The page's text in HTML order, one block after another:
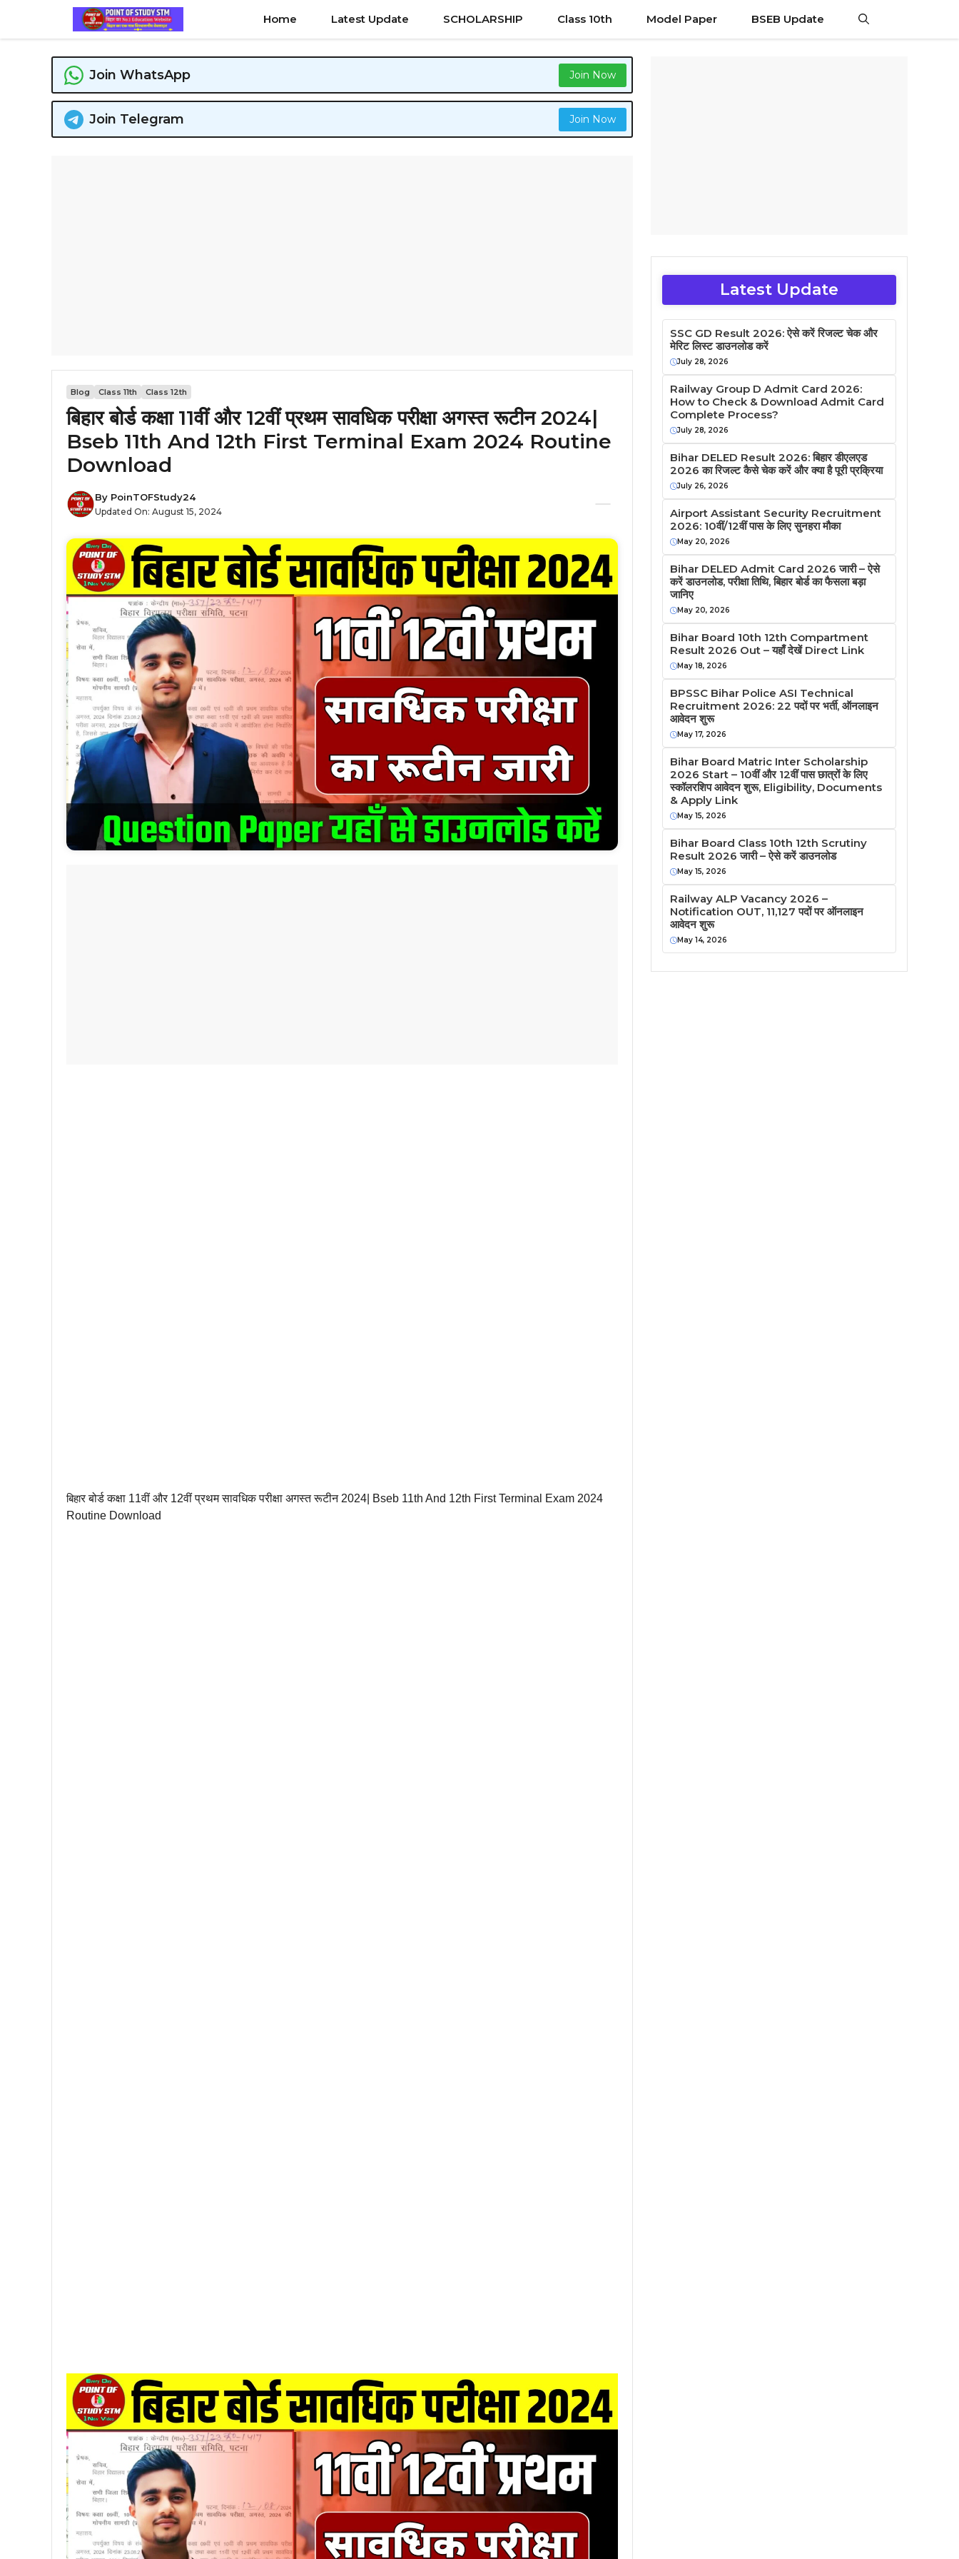
content
Home Latest Update SCHOLARSHIP Class 10th Model Paper BSEB Update
Join WhatsApp Join Now
Join Telegram Join Now
Blog Class 11th Class 12th
बिहार बोर्ड कक्षा 11वीं और 12वीं प्रथम सावधिक परीक्षा अगस्त रूटीन 2024|
Bseb 11th And 12th First Terminal Exam 2024 Routine
Download
By PoinTOFStudy24
Updated On: August 15, 2024
बिहार बोर्ड कक्षा 11वीं और 12वीं प्रथम सावधिक परीक्षा अगस्त रूटीन 2024| Bseb 11th And 12th First Terminal Exam 2024
Routine Download
Latest Update
SSC GD Result 2026: ऐसे करें रिजल्ट चेक और
मेरिट लिस्ट डाउनलोड करें
July 28, 2026
Railway Group D Admit Card 2026:
How to Check & Download Admit Card
Complete Process?
July 28, 2026
Bihar DELED Result 2026: बिहार डीएलएड
2026 का रिजल्ट कैसे चेक करें और क्या है पूरी प्रक्रिया
July 26, 2026
Airport Assistant Security Recruitment
2026: 10वीं/12वीं पास के लिए सुनहरा मौका
May 20, 2026
Bihar DELED Admit Card 2026 जारी – ऐसे
करें डाउनलोड, परीक्षा तिथि, बिहार बोर्ड का फैसला बड़ा
जानिए
May 20, 2026
Bihar Board 10th 12th Compartment
Result 2026 Out – यहाँ देखें Direct Link
May 18, 2026
BPSSC Bihar Police ASI Technical
Recruitment 2026: 22 पदों पर भर्ती, ऑनलाइन
आवेदन शुरू
May 17, 2026
Bihar Board Matric Inter Scholarship
2026 Start – 10वीं और 12वीं पास छात्रों के लिए
स्कॉलरशिप आवेदन शुरू, Eligibility, Documents
& Apply Link
May 15, 2026
Bihar Board Class 10th 12th Scrutiny
Result 2026 जारी – ऐसे करें डाउनलोड
May 15, 2026
Railway ALP Vacancy 2026 –
Notification OUT, 11,127 पदों पर ऑनलाइन
आवेदन शुरू
May 14, 2026